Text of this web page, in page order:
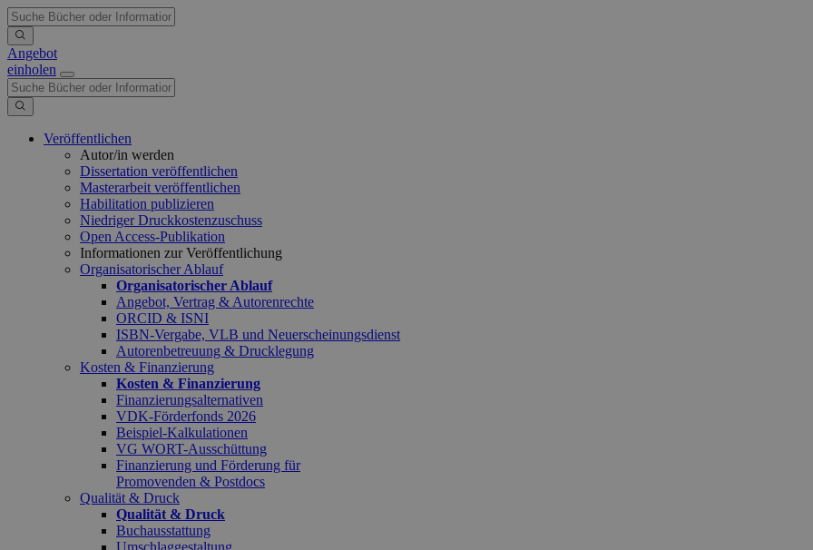
Angebot
einholen
Veröffentlichen
Autor/in werden
Dissertation veröffentlichen
Masterarbeit veröffentlichen
Habilitation publizieren
Niedriger Druckkostenzuschuss
Open Access-Publikation
Informationen zur Veröffentlichung
Organisatorischer Ablauf
Organisatorischer Ablauf
Angebot, Vertrag & Autorenrechte
ORCID & ISNI
ISBN-Vergabe, VLB und Neuerscheinungsdienst
Autorenbetreuung & Drucklegung
Kosten & Finanzierung
Kosten & Finanzierung
Finanzierungsalternativen
VDK-Förderfonds 2026
Beispiel-Kalkulationen
VG WORT-Ausschüttung
Finanzierung und Förderung für
Promovenden & Postdocs
Qualität & Druck
Qualität & Druck
Buchausstattung
Umschlaggestaltung